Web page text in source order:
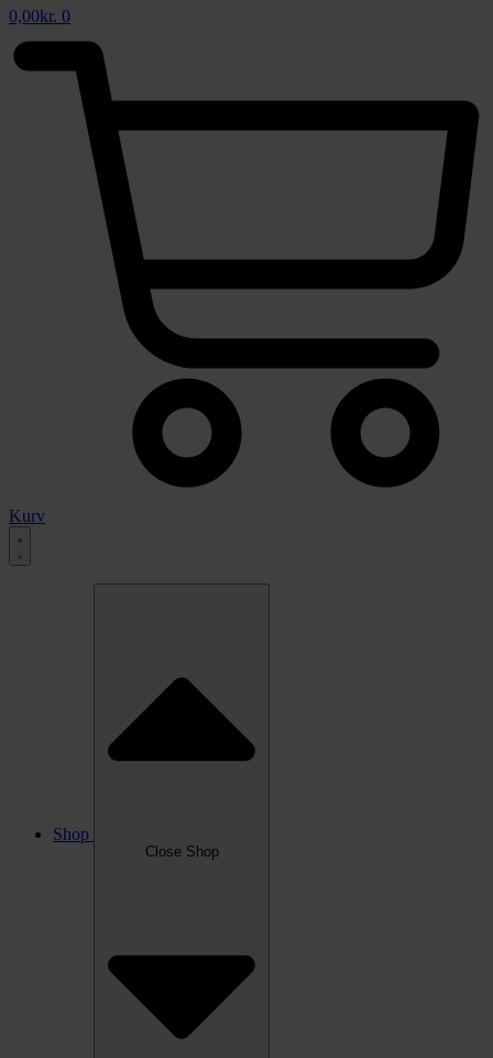
0,00kr. 0
Kurv
Shop
Close Shop